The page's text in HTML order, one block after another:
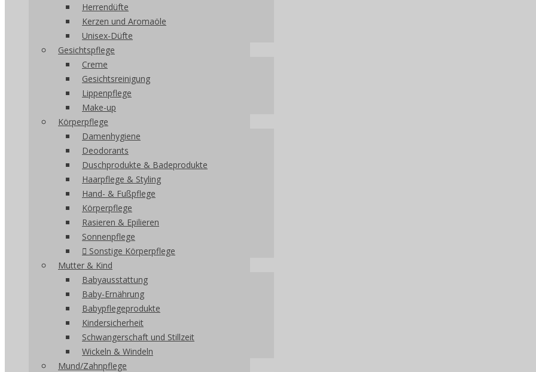
Herrendüfte
Kerzen und Aromaöle
Unisex-Düfte
Gesichtspflege
Creme
Gesichtsreinigung
Lippenpflege
Make-up
Körperpflege
Damenhygiene
Deodorants
Duschprodukte & Badeprodukte
Haarpflege & Styling
Hand- & Fußpflege
Körperpflege
Rasieren & Epilieren
Sonnenpflege
Sonstige Körperpflege
Mutter & Kind
Babyausstattung
Baby-Ernährung
Babypflegeprodukte
Kindersicherheit
Schwangerschaft und Stillzeit
Wickeln & Windeln
Mund/Zahnpflege